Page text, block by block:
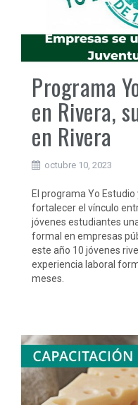
Programa
en Rivera,
en Rivera
octubre 10, 2023
El programa Yo
fortalecer el vínculo
jóvenes estudiantes
formal en empresas
este año 10 jóvenes
experiencia laboral
meses.